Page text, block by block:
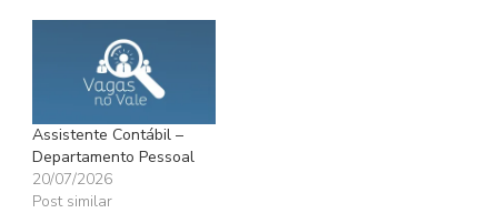
Assistente Contábil –
Departamento Pessoal
20/07/2026
Post similar